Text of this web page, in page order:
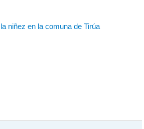
niñez en la comuna de Tirúa